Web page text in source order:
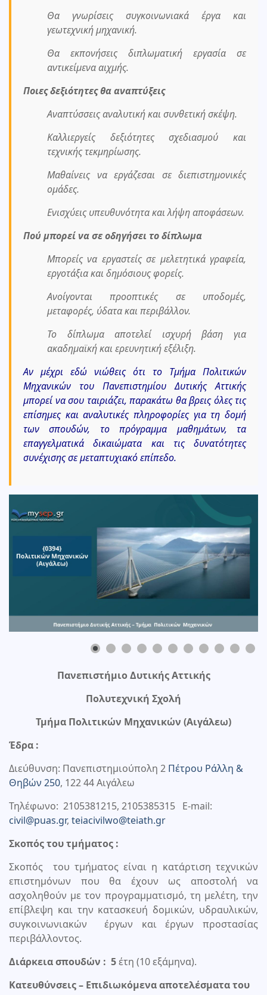
Θα γνωρίσεις συγκοινωνιακά έργα και
γεωτεχνική μηχανική.
Θα εκπονήσεις διπλωματική εργασία σε
αντικείμενα αιχμής.
Ποιες δεξιότητες θα αναπτύξεις
Αναπτύσσεις αναλυτική και συνθετική σκέψη.
Καλλιεργείς δεξιότητες σχεδιασμού και
τεχνικής τεκμηρίωσης.
Μαθαίνεις να εργάζεσαι σε διεπιστημονικές
ομάδες.
Ενισχύεις υπευθυνότητα και λήψη αποφάσεων.
Πού μπορεί να σε οδηγήσει το δίπλωμα
Μπορείς να εργαστείς σε μελετητικά γραφεία,
εργοτάξια και δημόσιους φορείς.
Ανοίγονται προοπτικές σε υποδομές,
μεταφορές, ύδατα και περιβάλλον.
Το δίπλωμα αποτελεί ισχυρή βάση για
ακαδημαϊκή και ερευνητική εξέλιξη.
Αν μέχρι εδώ νιώθεις ότι το Τμήμα Πολιτικών
Μηχανικών του Πανεπιστημίου Δυτικής Αττικής
μπορεί να σου ταιριάζει, παρακάτω θα βρεις όλες τις
επίσημες και αναλυτικές πληροφορίες για τη δομή
των σπουδών, το πρόγραμμα μαθημάτων, τα
επαγγελματικά δικαιώματα και τις δυνατότητες
συνέχισης σε μεταπτυχιακό επίπεδο.
Πανεπιστήμιο Δυτικής Αττικής
Πολυτεχνική Σχολή
Τμήμα Πολιτικών Μηχανικών (Αιγάλεω)
Έδρα :
Διεύθυνση: Πανεπιστημιούπολη 2 Πέτρου Ράλλη &
Θηβών 250, 122 44 Αιγάλεω
Τηλέφωνο: 2105381215, 2105385315 E-mail:
civil@puas.gr, teiacivilwo@teiath.gr
Σκοπός του τμήματος :
Σκοπός του τμήματος είναι η κατάρτιση τεχνικών
επιστημόνων που θα έχουν ως αποστολή να
ασχοληθούν με τον προγραμματισμό, τη μελέτη, την
επίβλεψη και την κατασκευή δομικών, υδραυλικών,
συγκοινωνιακών έργων και έργων προστασίας
περιβάλλοντος.
Διάρκεια σπουδών : 5έτη (10 εξάμηνα).
Κατευθύνσεις – Επιδιωκόμενα αποτελέσματα του